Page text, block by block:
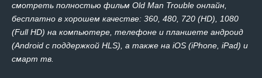
смотреть полностью фильм Old Man Trouble онлайн,
бесплатно в хорошем качестве: 360, 480, 720 (HD), 1080
(Full HD) на компьютере, телефоне и планшете андроид
(Android с поддержкой HLS), а также на iOS (iPhone, iPad) и
смарт тв.